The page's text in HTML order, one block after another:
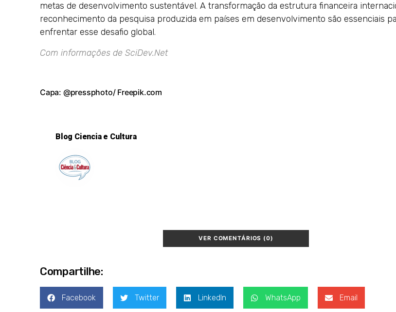
metas de desenvolvimento sustentável. A transformação da estrutura financeira
reconhecimento da pesquisa produzida em países em desenvolvimento são essenciais
enfrentar esse desafio global.
Com informações de SciDev.Net
Capa: @pressphoto/ Freepik.com
Blog Ciencia e Cultura
VER COMENTÁRIOS (0)
Compartilhe:
Facebook Twitter LinkedIn WhatsApp Email